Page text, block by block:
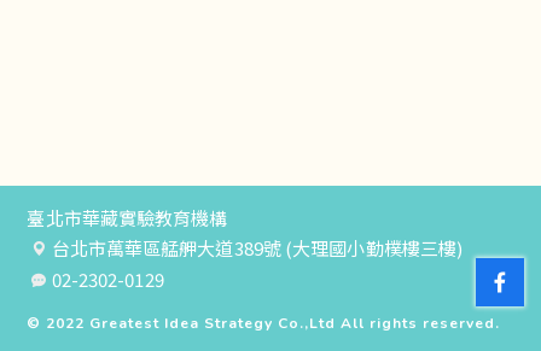
臺北市華藏實驗教育機構
台北市萬華區艋舺大道389號 (大理國小勤樸樓三樓)
02-2302-0129
© 2022 Greatest Idea Strategy Co.,Ltd All rights reserved.